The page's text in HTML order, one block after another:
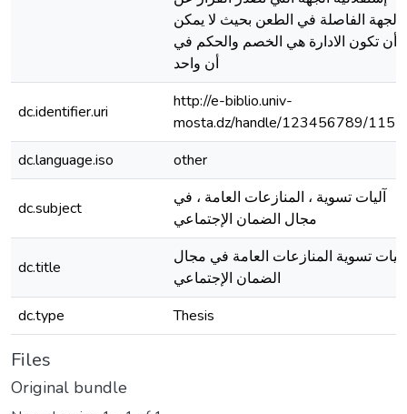
الجهة الفاصلة في الطعن بحيث لا يمكن
أن تكون الادارة هي الخصم والحكم في
أن واحد
dc.identifier.uri
http://e-biblio.univ-
mosta.dz/handle/123456789/
dc.language.iso
other
dc.subject
آليات تسوية ، المنازعات العامة ، في
مجال الضمان الإجتماعي
dc.title
آليات تسوية المنازعات العامة في مجال
الضمان الإجتماعي
dc.type
Thesis
Files
Original bundle